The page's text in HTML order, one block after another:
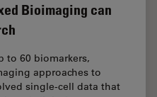
Bioimaging can
to 60 biomarkers,
approaches to
single-cell data that